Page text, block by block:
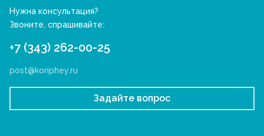
Нужна консультация?
Звоните, спрашивайте:
+7 (343) 262-00-25
post@koriphey.ru
Задайте вопрос